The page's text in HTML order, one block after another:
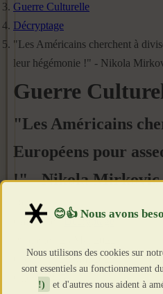
Guerre Culturelle
Décryptage
"Les Américains cherchent à
leur hégémonie !" - Nikola
Guerre
"Les Américains
Européens pour
!" - Nikola Mirkovic
Détails
Catégorie : Décryptage
Création : 23 Mai 2022
Clics : 1835
Nous utilisons des cookies sur
sont essentiels au fonctionnement
!)
et d'autres nous aident à